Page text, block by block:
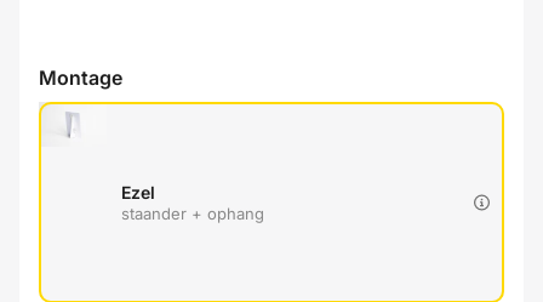
Montage
Ezel
staander + ophang